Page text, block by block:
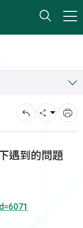
打開
小版
回上一頁
分享 列
遇到的問題